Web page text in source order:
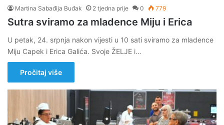
Martina Sabađija Buđak 2 tjedna prije 0 779
Sutra sviramo za mladence Miju i Erica
U petak, 24. srpnja nakon vijesti u 10 sati sviramo za mladence
Miju Capek i Erica Galića. Svoje ŽELJE i…
Pročitaj više